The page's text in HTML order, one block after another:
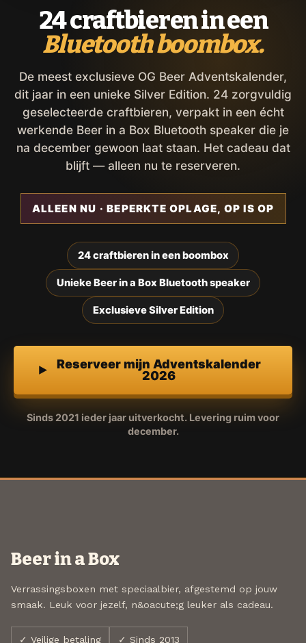
24 craftbieren in een
Bluetooth boombox.
De meest exclusieve OG Beer Adventskalender,
dit jaar in een unieke Silver Edition. 24 zorgvuldig
geselecteerde craftbieren, verpakt in een écht
werkende Beer in a Box Bluetooth speaker die je
na december gewoon laat staan. Het cadeau dat
blijft — alleen nu te reserveren.
ALLEEN NU · BEPERKTE OPLAGE, OP IS OP
24 craftbieren in een boombox
Unieke Beer in a Box Bluetooth speaker
Exclusieve Silver Edition
Reserveer mijn Adventskalender
2026
Sinds 2021 ieder jaar uitverkocht. Levering ruim voor
december.
Beer in a Box
Verrassingsboxen met speciaalbier, afgestemd op jouw
smaak. Leuk voor jezelf, n&oacute;g leuker als cadeau.
✓ Veilige betaling ✓ Sinds 2013